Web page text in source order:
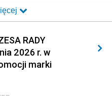
2015
2012
2009
2006
RADY
2026 r. w
marki